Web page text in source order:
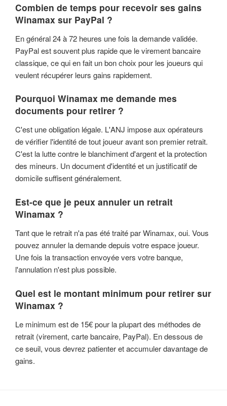
Combien de temps pour recevoir ses gains
Winamax sur PayPal ?
En général 24 à 72 heures une fois la demande validée.
PayPal est souvent plus rapide que le virement bancaire
classique, ce qui en fait un bon choix pour les joueurs qui
veulent récupérer leurs gains rapidement.
Pourquoi Winamax me demande mes
documents pour retirer ?
C'est une obligation légale. L'ANJ impose aux opérateurs
de vérifier l'identité de tout joueur avant son premier retrait.
C'est la lutte contre le blanchiment d'argent et la protection
des mineurs. Un document d'identité et un justificatif de
domicile suffisent généralement.
Est-ce que je peux annuler un retrait
Winamax ?
Tant que le retrait n'a pas été traité par Winamax, oui. Vous
pouvez annuler la demande depuis votre espace joueur.
Une fois la transaction envoyée vers votre banque,
l'annulation n'est plus possible.
Quel est le montant minimum pour retirer sur
Winamax ?
Le minimum est de 15€ pour la plupart des méthodes de
retrait (virement, carte bancaire, PayPal). En dessous de
ce seuil, vous devrez patienter et accumuler davantage de
gains.